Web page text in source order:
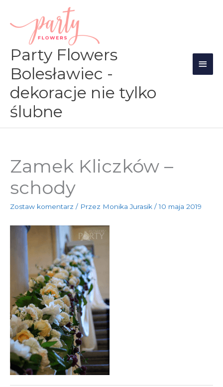
treści
Party Flowers
Bolesławiec -
dekoracje nie tylko
ślubne
Zamek Kliczków –
schody
Zostaw komentarz / Przez Monika Jurasik /10 maja 2019